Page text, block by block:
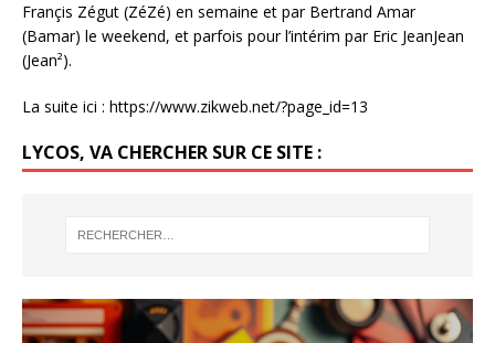
Françis Zégut (ZéZé) en semaine et par Bertrand Amar
(Bamar) le weekend, et parfois pour l’intérim par Eric JeanJean
(Jean²).
La suite ici : https://www.zikweb.net/?page_id=13
LYCOS, VA CHERCHER SUR CE SITE :